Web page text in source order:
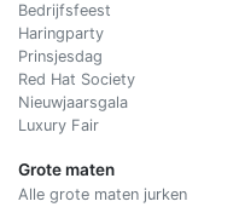
Bedrijfsfeest
Haringparty
Prinsjesdag
Red Hat Society
Nieuwjaarsgala
Luxury Fair
Grote maten
Alle grote maten jurken